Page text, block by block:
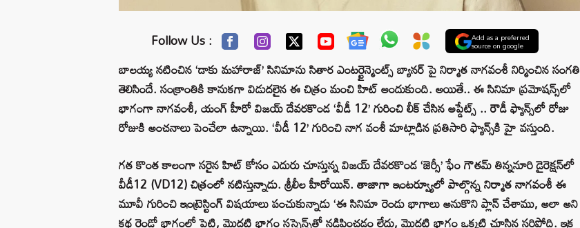
Follow Us : Add as a preferred
source on google
బాలయ్య నటించిన ‘డాకు మహారాజ్’ సినిమాను సితార ఎంటర్టైన్మెంట్స్ బ్యానర్ పై నిర్మాత నాగవంశీ నిర్మించిన సంగతి
తెలిసిందే. సంక్రాంతికి కానుకగా విడుదలైన ఈ చిత్రం మంచి హిట్ అందుకుంది. అయితే.. ఈ సినిమా ప్రమోషన్స్‌లో
భాగంగా నాగవంశీ, యంగ్ హీరో విజయ్ దేవరకొండ ‘వీడీ 12’ గురించి లీక్ చేసిన అప్డేట్స్ .. రౌడీ ఫ్యాన్స్‌లో రోజు
రోజుకి అంచనాలు పెంచేలా ఉన్నాయి. ‘వీడీ 12’ గురించి నాగ వంశీ మాట్లాడిన ప్రతిసారి ఫ్యాన్స్‌కి హై వస్తుంది.
గత కొంత కాలంగా సరైన హిట్ కోసం ఎదురు చూస్తున్న విజయ్ దేవరకొండ ‘జెర్సీ’ ఫేం గౌతమ్‌ తిన్ననూరి డైరెక్షన్‌లో
వీడీ12 (VD12) చిత్రంలో నటిస్తున్నాడు. శ్రీలీల హీరోయిన్‌. తాజాగా ఇంటర్వ్యూలో పాల్గొన్న నిర్మాత నాగవంశీ ఈ
మూవీ గురించి ఇంట్రెస్టింగ్ విషయాలు పంచుకున్నాడు ‘ఈ సినిమా రెండు భాగాలు అనుకొని ప్లాన్ చేశాము, అలా అని
కథ రెండో భాగంలో పెట్టి, మొదటి భాగం సస్పెన్స్‌తో నడిపించడం లేదు, మొదటి భాగం ఒక్కటి చూసిన సరిపోద్ది. ఇక